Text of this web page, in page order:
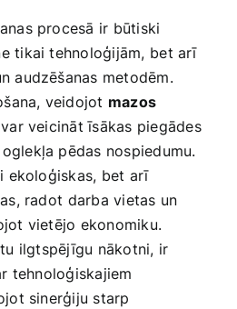
procesā ir būtiski
tikai tehnoloģijām,⁢ bet arī
audzēšanas metodēm.
veidojot mazos
‍veicināt īsākas piegādes
pēdas nospiedumu.
ekoloģiskas, ⁣bet ⁣arī
radot⁢ darba vietas un
vietējo ekonomiku.
ilgtspējīgu nākotni, ⁣ir
tehnoloģiskajiem
sinerģiju starp